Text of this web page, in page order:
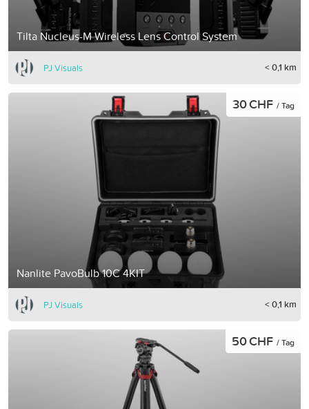
Tilta Nucleus-M Wireless Lens Control System
PJ Visuals < 0,1 km
Nanlite PavoBulb 10C 4KIT
30 CHF / Tag
PJ Visuals < 0,1 km
50 CHF / Tag